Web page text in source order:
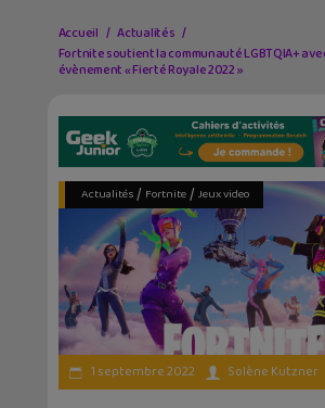
Accueil
Actualités
Fortnite soutient la communauté LGBTQIA+
évènement « Fierté Royale 2022 »
Actualités/ Fortnite/ Jeux video
1 septembre 2022 Solène Kutzner